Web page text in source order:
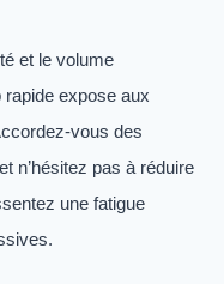
et le volume
rapide expose aux
vous des
n’hésitez pas à réduire
une fatigue